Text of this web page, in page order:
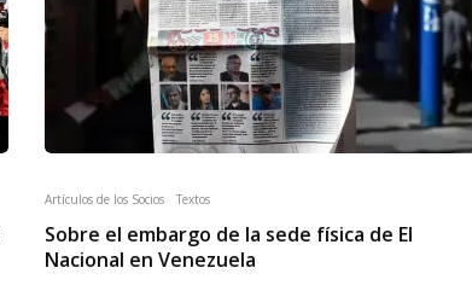
Artículos de los Socios Textos
Sobre el embargo de la sede física de El
Nacional en Venezuela